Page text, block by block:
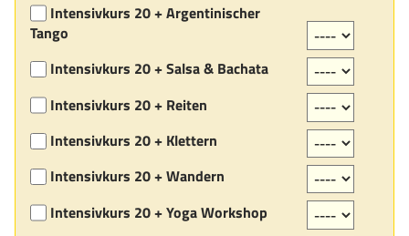
Intensivkurs 20 + Argentinischer
Tango
Intensivkurs 20 + Salsa & Bachata
Intensivkurs 20 + Reiten
Intensivkurs 20 + Klettern
Intensivkurs 20 + Wandern
Intensivkurs 20 + Yoga Workshop